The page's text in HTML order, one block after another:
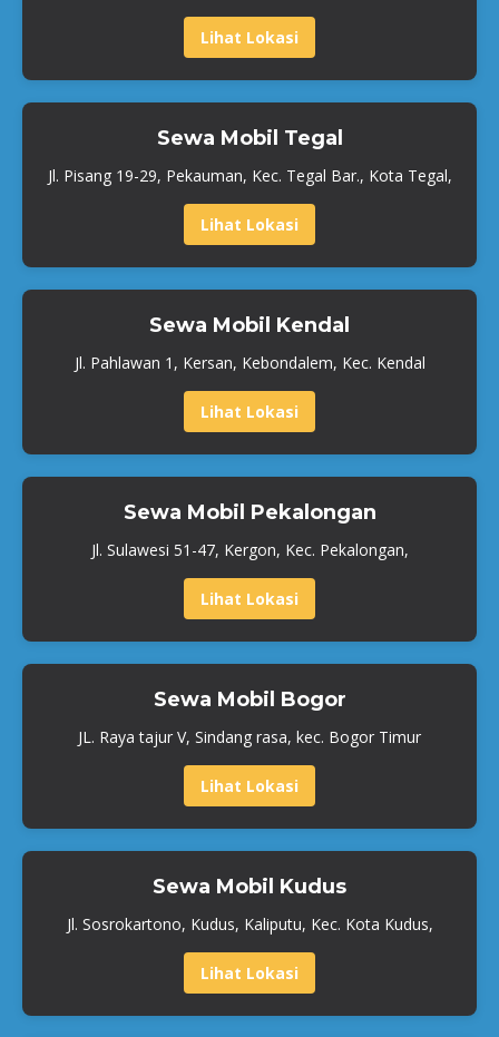
Lihat Lokasi
Sewa Mobil Tegal
Jl. Pisang 19-29, Pekauman, Kec. Tegal Bar., Kota Tegal,
Lihat Lokasi
Sewa Mobil Kendal
Jl. Pahlawan 1, Kersan, Kebondalem, Kec. Kendal
Lihat Lokasi
Sewa Mobil Pekalongan
Jl. Sulawesi 51-47, Kergon, Kec. Pekalongan,
Lihat Lokasi
Sewa Mobil Bogor
JL. Raya tajur V, Sindang rasa, kec. Bogor Timur
Lihat Lokasi
Sewa Mobil Kudus
Jl. Sosrokartono, Kudus, Kaliputu, Kec. Kota Kudus,
Lihat Lokasi